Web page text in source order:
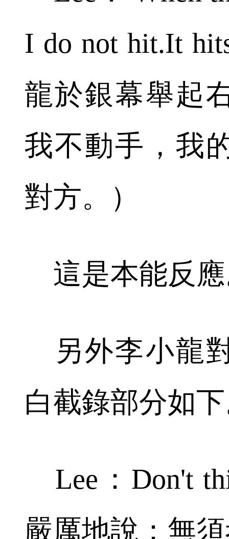
I do not hit.It
龍於銀幕舉起
我不動手，我
對方。）
這是本能反
另外李小龍
白截錄部分如
Lee：Don't
嚴厲地說：無